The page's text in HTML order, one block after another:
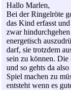
Hallo Marlen,
Bei der Ringelröte
das Kind erfasst
zwar
energetisch
darf, sie trotzdem
sein zu können. Die
und so gehts da
Spiel machen zu
entsteht wenn es